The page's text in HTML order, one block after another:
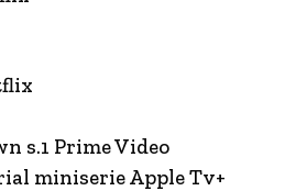
s.1 Prime Video
miniserie Apple Tv+